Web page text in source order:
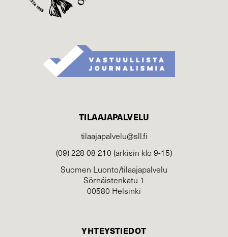
TILAAJAPALVELU
tilaajapalvelu@sll.fi
(09) 228 08 210 (arkisin klo 9-15)
Suomen Luonto/tilaajapalvelu
Sörnäistenkatu 1
00580 Helsinki
YHTEYSTIEDOT